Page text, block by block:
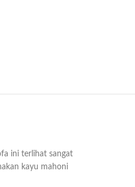
ini terlihat sangat
kayu mahoni